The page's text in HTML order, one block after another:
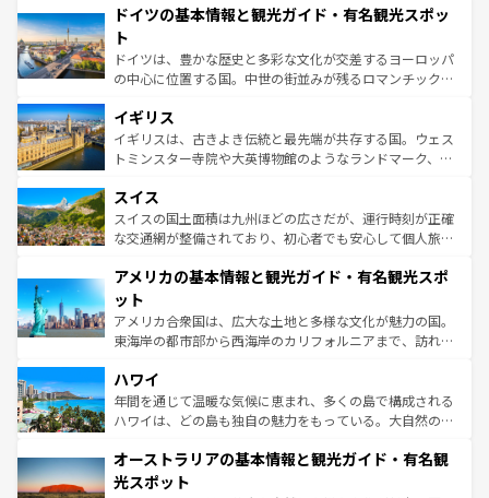
せる。地方によって風土や気候が異なるスペインはその個
ンテンツ一覧 を参照してほしい。
で、幅広い魅力が詰まっている。華麗な宮殿、歴史的な大
聖堂、美しいビーチ、そして豊かな自然が、訪れる者を心
から魅了する。また、フランスは美食の国としても知ら
れ、フランス料理はユネスコ無形文化遺産にも登録されて
香り高いラベンダー畑など、多彩な楽しみ方が可能だ。さ
らに、パリ以外の地域にも魅力が溢れており、どの街角に
も豊かな歴史と文化が息づいている。パリ以外の個性あふ
を参照してほしい。
ドイツの基本情報と観光ガイド・有名観光スポッ
ト
ドイツは、豊かな歴史と多彩な文化が交差するヨーロッパ
の中心に位置する国。中世の街並みが残るロマンチック街
顔を持つこの国は、どこを歩いても飽きることがない。ベ
ルリンの文化的活気、バイエルン州のアルプスの絶景、そ
してライン川沿いのワイン畑といった風景は必見。ビール
は、お酒好きな人にはぜひ体験してほしい。 なお、新着の
ドイツ情報はコンテンツ一覧を参照してほしい。
イギリス
イギリスは、古きよき伝統と最先端が共存する国。ウェス
トミンスター寺院や大英博物館のようなランドマーク、歴
リアごとに異なる魅力がある。また、優雅なアフタヌーン
ティー、ビール好きにはたまらない英国パブ、サッカー観
戦など、本場だからこそできる体験も豊富。イギリスを旅
ンツ一覧を参照してほしい。
スイス
スイスの国土面積は九州ほどの広さだが、運行時刻が正確
な交通網が整備されており、初心者でも安心して個人旅行
の建物がそのまま残る町や、スイスならではのユニークな
博物館もあり、アルプス観光だけでなく町歩きも満喫する
ことができる。国民の所得が高いため物価も高いが、旅行
者向けの交通パス提供のサービスもあり、うまく活用すれ
着のスイス情報は
アメリカの基本情報と観光ガイド・有名観光スポ
ット
アメリカ合衆国は、広大な土地と多様な文化が魅力の国。
東海岸の都市部から西海岸のカリフォルニアまで、訪れる
のような巨大都市は、観光、ショッピング、エンターテイ
ンメントが詰まった刺激的なスポットだ。一方、アメリカ
西部には大自然が広がり、グランドキャニオンやイエロー
部のニューオーリンズでは、音楽と美食が融合した独特の
文化が魅力。旅行者はアメリカの各地域で異なる魅力を楽
ハワイ
年間を通じて温暖な気候に恵まれ、多くの島で構成される
ハワイは、どの島も独自の魅力をもっている。大自然の神
ワイ島は見逃せない。また、定番の観光地といえばオアフ
島だが、静かな自然を求めるならマウイ島やカウアイ島が
オーストラリアの基本情報と観光ガイド・有名観
光スポット